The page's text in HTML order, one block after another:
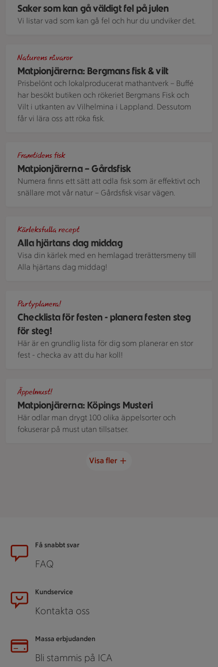
Saker som kan gå väldigt fel på julen
Vi listar vad som kan gå fel och hur du undviker det.
Matpionjärerna: Bergmans fisk & vilt
Naturens råvaror
Prisbelönt och lokalproducerat mathantverk – Buffé
har besökt butiken och rökeriet Bergmans Fisk och
Vilt i utkanten av Vilhelmina i Lappland. Dessutom
får vi lära oss att röka fisk.
Matpionjärerna – Gårdsfisk
Framtidens fisk
Numera finns ett sätt att odla fisk som är effektivt och
snällare mot vår natur – Gårdsfisk visar vägen.
Alla hjärtans dag middag
Kärleksfulla recept
Visa din kärlek med en hemlagad trerättersmeny till
Alla hjärtans dag middag!
Checklista för festen - planera festen steg
för steg!
Partyplanera!
Här är en grundlig lista för dig som planerar en stor
fest - checka av att du har koll!
Matpionjärerna: Köpings Musteri
Äppelmust!
Här odlar man drygt 100 olika äppelsorter och
fokuserar på must utan tillsatser.
Visa fler
SidfotFå snabbt svar
FAQ
Kundservice
Kontakta oss
Massa erbjudanden
Bli stammis på ICA